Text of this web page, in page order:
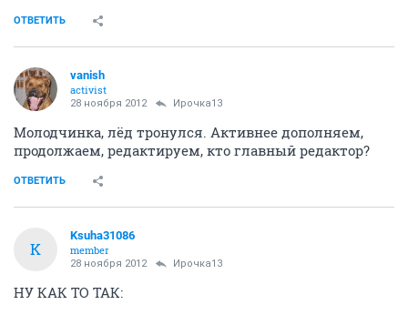
ОТВЕТИТЬ
vanish
activist
28 ноября 2012 Ирочка13
Молодчинка, лёд тронулся. Активнее дополняем,
продолжаем, редактируем, кто главный редактор?
ОТВЕТИТЬ
K
Ksuha31086
member
28 ноября 2012 Ирочка13
НУ КАК ТО ТАК: